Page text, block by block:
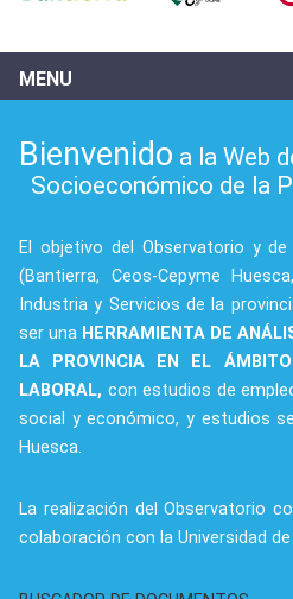
MENU
Bienvenido a la Web
Socioeconómico de la
El objetivo del Observatorio y
(Bantierra, Ceos-Cepyme
Industria y Servicios de la
ser una HERRAMIENTA DE
LA PROVINCIA EN EL
LABORAL, con estudios de
social y económico, y estudios
Huesca.
La realización del Observatorio
colaboración con la Universidad